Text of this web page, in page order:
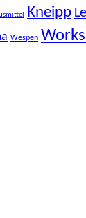
Kneipp
Wespen